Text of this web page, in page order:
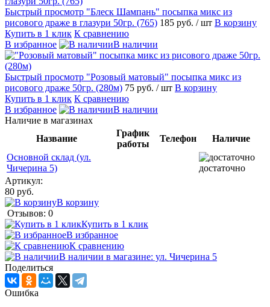
Быстрый просмотр "Блеск Шампань" посыпка микс из
рисового драже в глазури 50гр. (765) 185 руб. / шт В корзину
Купить в 1 клик К сравнению
В избранное
В наличии
Быстрый просмотр "Розовый матовый" посыпка микс из
рисового драже 50гр. (280м) 75 руб. / шт В корзину
Купить в 1 клик К сравнению
В избранное
В наличии
Наличие в магазинах
Название
График
работы
Телефон
Наличие
Основной склад (ул.
Чичерина 5)
достаточно
Артикул:
80 руб.
В корзину
Отзывов: 0
Купить в 1 клик
В избранное
К сравнению
В наличии в магазине: ул. Чичерина 5
Поделиться
Ошибка